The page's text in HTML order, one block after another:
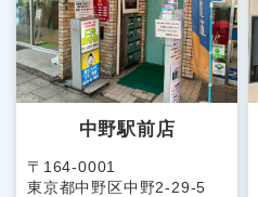
中野駅前店
〒164-0001
東京都中野区中野2-29-5